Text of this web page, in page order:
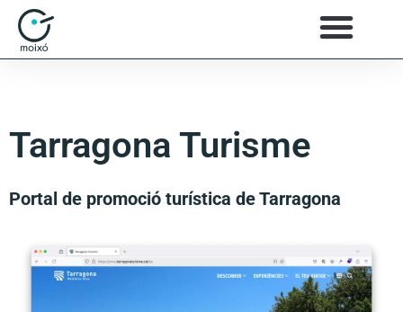
Tarragona Turisme
Portal de promoció turística de Tarragona